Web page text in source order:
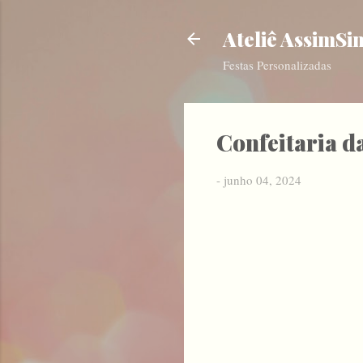
Ateliê
Festas Personalizadas
Confeitaria
- junho 04, 2024